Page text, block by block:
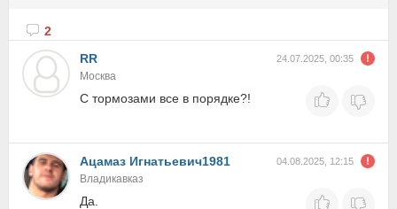
2
RR
24.07.2025, 00:35
Москва
С тормозами все в порядке?!
Ацамаз Игнатьевич1981 04.08.2025, 12:15
Владикавказ
Да.